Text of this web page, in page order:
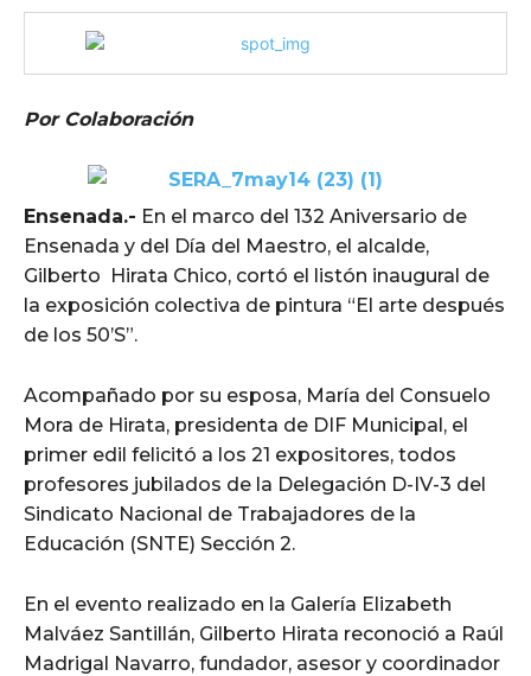
Por Colaboración
Ensenada.- En el marco del 132 Aniversario de
Ensenada y del Día del Maestro, el alcalde,
Gilberto Hirata Chico, cortó el listón inaugural de
la exposición colectiva de pintura “El arte después
de los 50’S”.
Acompañado por su esposa, María del Consuelo
Mora de Hirata, presidenta de DIF Municipal, el
primer edil felicitó a los 21 expositores, todos
profesores jubilados de la Delegación D-IV-3 del
Sindicato Nacional de Trabajadores de la
Educación (SNTE) Sección 2.
En el evento realizado en la Galería Elizabeth
Malváez Santillán, Gilberto Hirata reconoció a Raúl
Madrigal Navarro, fundador, asesor y coordinador